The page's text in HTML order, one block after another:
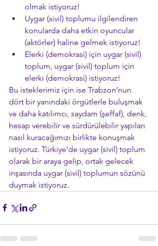
olmak istiyoruz!
Uygar (sivil) toplumu ilgilendiren
konularda daha etkin oyuncular
(aktörler) haline gelmek istiyoruz!
Elerki (demokrasi) için uygar (sivil)
toplum, uygar (sivil) toplum için
elerki (demokrasi) istiyoruz!
Bu isteklerimiz için ise Trabzon’nun
dört bir yanındaki örgütlerle buluşmak
ve daha katılımcı, saydam (şeffaf), denk,
hesap verebilir ve sürdürülebilir yapıları
nasıl kuracağımızı birlikte konuşmak
istiyoruz. Türkiye’de uygar (sivil) toplum
olarak bir araya gelip, ortak gelecek
inşasında uygar (sivil) toplumun sözünü
duymak istiyoruz.